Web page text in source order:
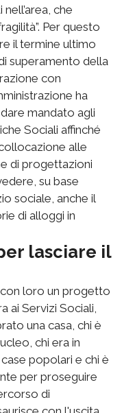
che
Per questo
il termine ultimo
superamento della
con
ha
mandato agli
Sociali affinché
alle
di progettazioni
su base
sociale, anche il
di alloggi in
lasciare il
loro un progetto
ai Servizi Sociali,
una casa, chi è
chi era in
popolari e chi è
per proseguire
di